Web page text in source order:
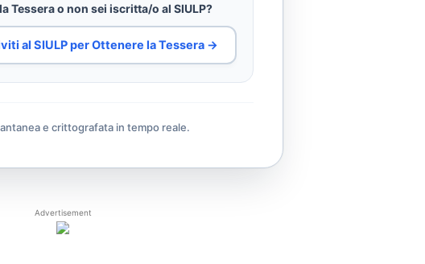
Tessera o non sei iscritta/o al SIULP?
al SIULP per Ottenere la Tessera →
e crittografata in tempo reale.
Advertisement